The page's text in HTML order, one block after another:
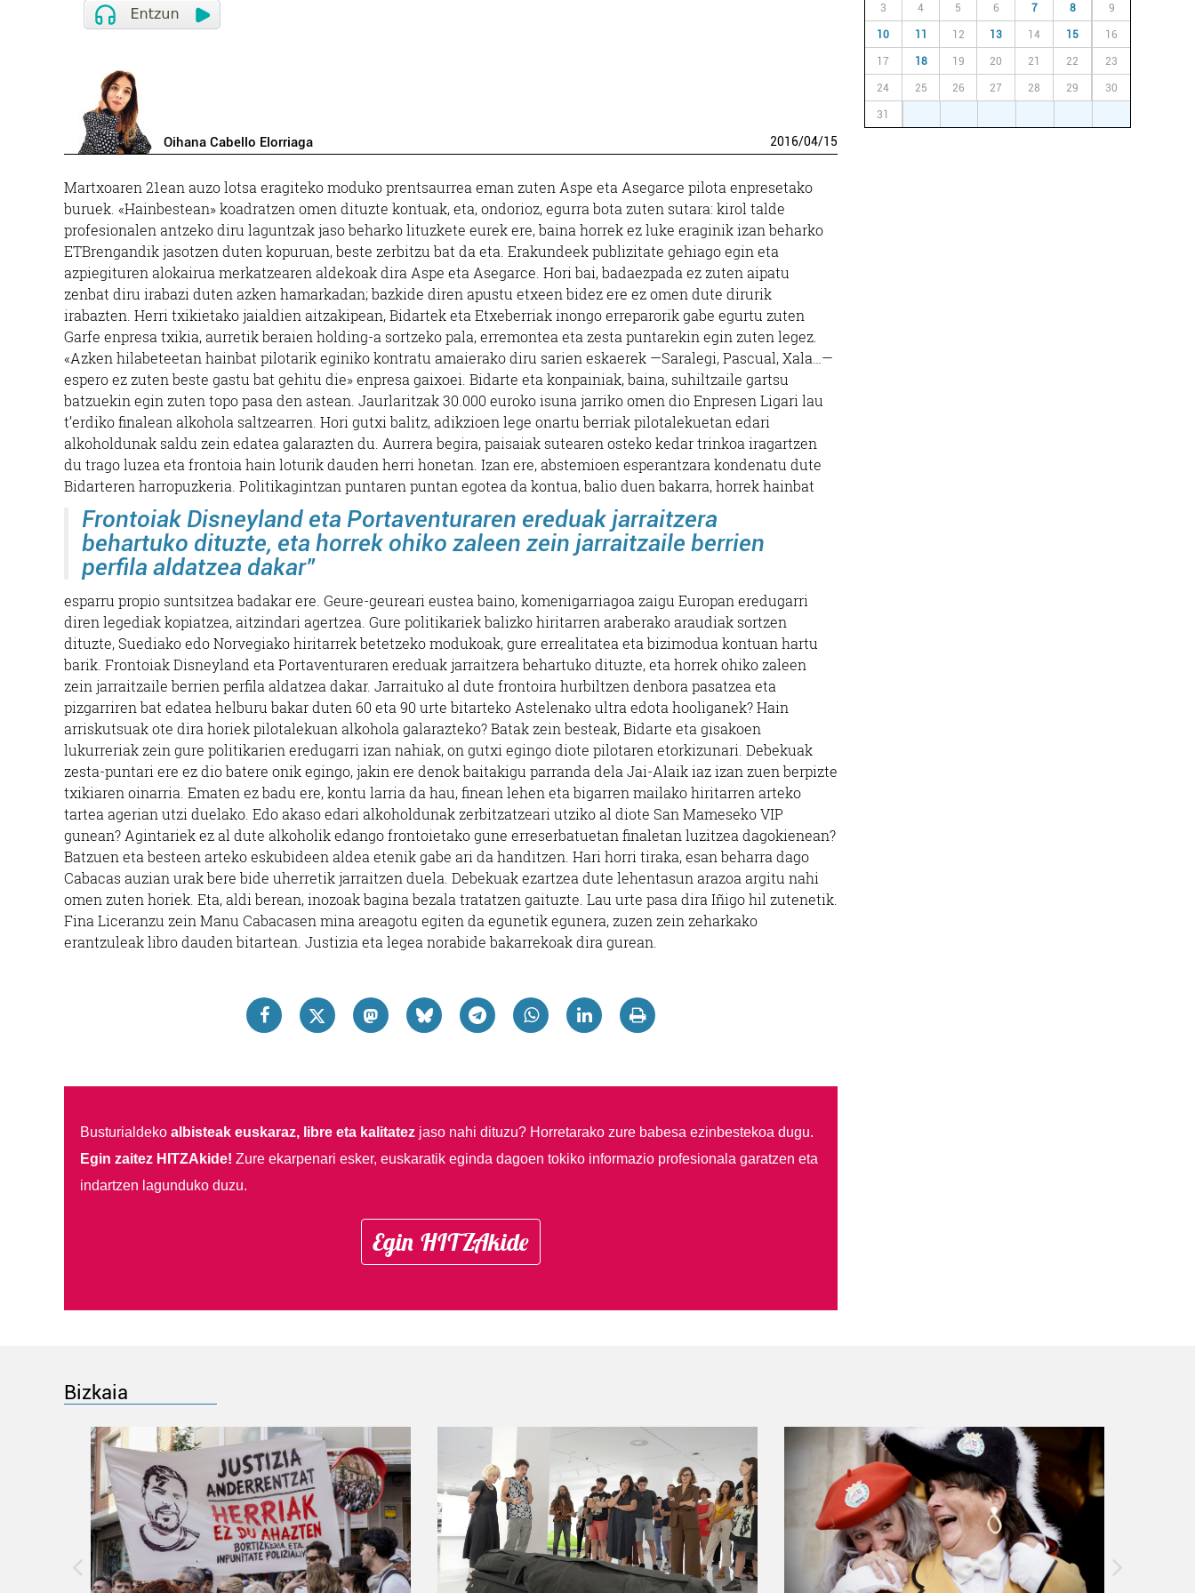
Oihana Cabello Elorriaga 2016/04/15
Martxoaren 21ean auzo lotsa eragiteko moduko prentsaurrea eman zuten Aspe eta Asegarce pilota enpresetako
buruek. «Hainbestean» koadratzen omen dituzte kontuak, eta, ondorioz, egurra bota zuten sutara: kirol talde
profesionalen antzeko diru laguntzak jaso beharko lituzkete eurek ere, baina horrek ez luke eraginik izan beharko
ETBrengandik jasotzen duten kopuruan, beste zerbitzu bat da eta. Erakundeek publizitate gehiago egin eta
azpiegituren alokairua merkatzearen aldekoak dira Aspe eta Asegarce. Hori bai, badaezpada ez zuten aipatu
zenbat diru irabazi duten azken hamarkadan; bazkide diren apustu etxeen bidez ere ez omen dute dirurik
irabazten. Herri txikietako jaialdien aitzakipean, Bidartek eta Etxeberriak inongo erreparorik gabe egurtu zuten
Garfe enpresa txikia, aurretik beraien holding-a sortzeko pala, erremontea eta zesta puntarekin egin zuten legez.
«Azken hilabeteetan hainbat pilotarik eginiko kontratu amaierako diru sarien eskaerek —Saralegi, Pascual, Xala…—
espero ez zuten beste gastu bat gehitu die» enpresa gaixoei. Bidarte eta konpainiak, baina, suhiltzaile gartsu
batzuekin egin zuten topo pasa den astean. Jaurlaritzak 30.000 euroko isuna jarriko omen dio Enpresen Ligari lau
t’erdiko finalean alkohola saltzearren. Hori gutxi balitz, adikzioen lege onartu berriak pilotalekuetan edari
alkoholdunak saldu zein edatea galarazten du. Aurrera begira, paisaiak sutearen osteko kedar trinkoa iragartzen
du trago luzea eta frontoia hain loturik dauden herri honetan. Izan ere, abstemioen esperantzara kondenatu dute
Bidarteren harropuzkeria.
Frontoiak Disneyland eta Portaventuraren ereduak jarraitzera
behartuko dituzte, eta horrek ohiko zaleen zein jarraitzaile berrien
perfila aldatzea dakar”
Politikagintzan puntaren puntan egotea da kontua, balio duen bakarra, horrek hainbat
esparru propio suntsitzea badakar ere. Geure-geureari eustea baino, komenigarriagoa zaigu Europan eredugarri
diren legediak kopiatzea, aitzindari agertzea. Gure politikariek balizko hiritarren araberako araudiak sortzen
dituzte, Suediako edo Norvegiako hiritarrek betetzeko modukoak, gure errealitatea eta bizimodua kontuan hartu
barik. Frontoiak Disneyland eta Portaventuraren ereduak jarraitzera behartuko dituzte, eta horrek ohiko zaleen
zein jarraitzaile berrien perfila aldatzea dakar. Jarraituko al dute frontoira hurbiltzen denbora pasatzea eta
pizgarriren bat edatea helburu bakar duten 60 eta 90 urte bitarteko Astelenako ultra edota hooliganek? Hain
arriskutsuak ote dira horiek pilotalekuan alkohola galarazteko? Batak zein besteak, Bidarte eta gisakoen
lukurreriak zein gure politikarien eredugarri izan nahiak, on gutxi egingo diote pilotaren etorkizunari. Debekuak
zesta-puntari ere ez dio batere onik egingo, jakin ere denok baitakigu parranda dela Jai-Alaik iaz izan zuen berpizte
txikiaren oinarria. Ematen ez badu ere, kontu larria da hau, finean lehen eta bigarren mailako hiritarren arteko
tartea agerian utzi duelako. Edo akaso edari alkoholdunak zerbitzatzeari utziko al diote San Mameseko VIP
gunean? Agintariek ez al dute alkoholik edango frontoietako gune erreserbatuetan finaletan luzitzea dagokienean?
Batzuen eta besteen arteko eskubideen aldea etenik gabe ari da handitzen. Hari horri tiraka, esan beharra dago
Cabacas auzian urak bere bide uherretik jarraitzen duela. Debekuak ezartzea dute lehentasun arazoa argitu nahi
omen zuten horiek. Eta, aldi berean, inozoak bagina bezala tratatzen gaituzte. Lau urte pasa dira Iñigo hil zutenetik.
Fina Liceranzu zein Manu Cabacasen mina areagotu egiten da egunetik egunera, zuzen zein zeharkako
erantzuleak libro dauden bitartean. Justizia eta legea norabide bakarrekoak dira gurean.
Busturialdeko albisteak euskaraz, libre eta kalitatezjaso nahi dituzu? Horretarako zure babesa ezinbestekoa dugu.
Egin zaitez HITZAkide! Zure ekarpenari esker, euskaratik eginda dagoen tokiko informazio profesionala garatzen eta
indartzen lagunduko duzu.
Egin HITZAkide
3 4 5 6 7 8 9
10 11 12 13 14 15 16
17 18 19 20 21 22 23
24 25 26 27 28 29 30
31
Bizkaia